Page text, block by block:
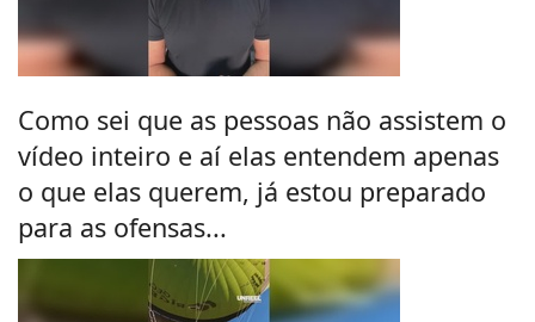
Como sei que as pessoas não assistem o
vídeo inteiro e aí elas entendem apenas
o que elas querem, já estou preparado
para as ofensas...